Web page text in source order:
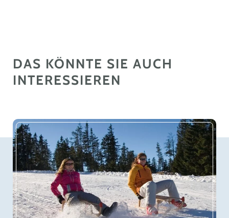
DAS KÖNNTE SIE AUCH
INTERESSIEREN